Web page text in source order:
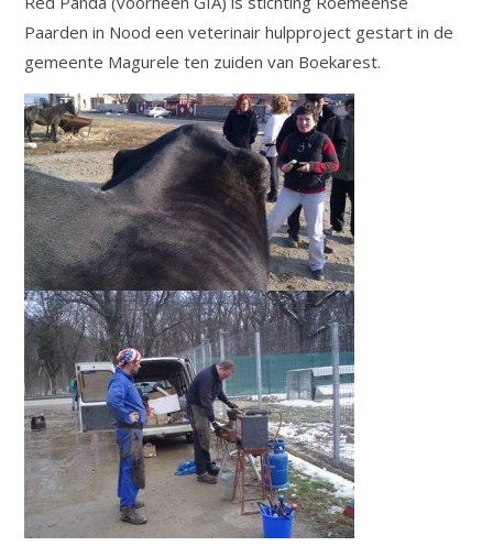
Paarden in Nood een veterinair hulpproject gestart in de
gemeente Magurele ten zuiden van Boekarest.